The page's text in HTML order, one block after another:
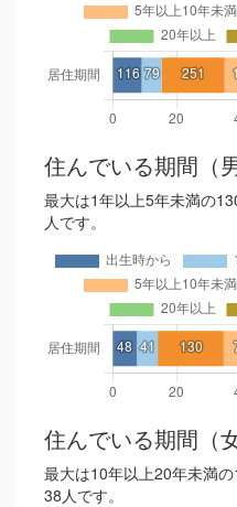
住んでいる期間（
最大は1年以上5年未満の
人です。
住んでいる期間（
最大は10年以上20年未満
38人です。